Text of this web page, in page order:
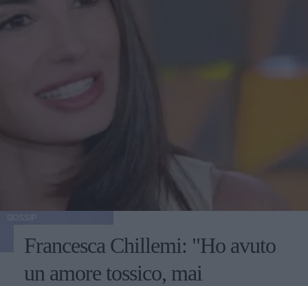
Francesca Chillemi: "Ho avuto
un amore tossico, mai